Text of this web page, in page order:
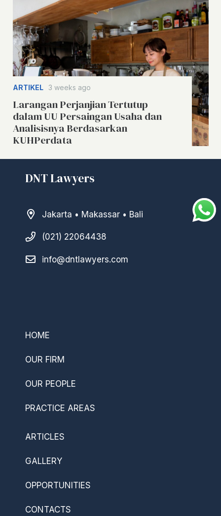
ARTIKEL 3 weeks ago
Larangan Perjanjian Tertutup
dalam UU Persaingan Usaha dan
Analisisnya Berdasarkan
KUHPerdata
DNT Lawyers
Jakarta • Makassar • Bali
(021) 22064438
info@dntlawyers.com
HOME
OUR FIRM
OUR PEOPLE
PRACTICE AREAS
ARTICLES
GALLERY
OPPORTUNITIES
CONTACTS